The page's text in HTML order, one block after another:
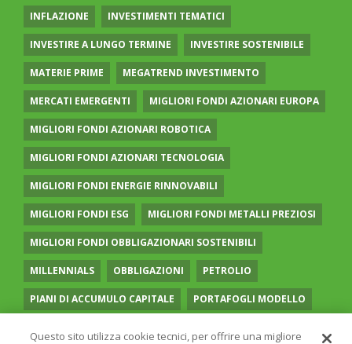
INFLAZIONE INVESTIMENTI TEMATICI
INVESTIRE A LUNGO TERMINE INVESTIRE SOSTENIBILE
MATERIE PRIME MEGATREND INVESTIMENTO
MERCATI EMERGENTI MIGLIORI FONDI AZIONARI EUROPA
MIGLIORI FONDI AZIONARI ROBOTICA
MIGLIORI FONDI AZIONARI TECNOLOGIA
MIGLIORI FONDI ENERGIE RINNOVABILI
MIGLIORI FONDI ESG MIGLIORI FONDI METALLI PREZIOSI
MIGLIORI FONDI OBBLIGAZIONARI SOSTENIBILI
MILLENNIALS OBBLIGAZIONI PETROLIO
PIANI DI ACCUMULO CAPITALE PORTAFOGLI MODELLO
Questo sito utilizza cookie tecnici, per offrire una migliore